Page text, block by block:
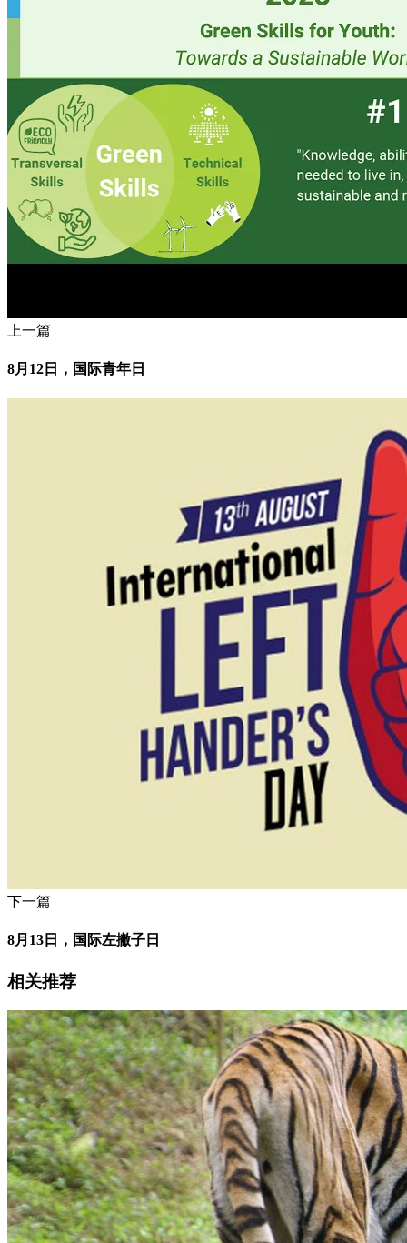
上一篇
8月12日，国际青年日
下一篇
8月13日，国际左撇子日
相关推荐